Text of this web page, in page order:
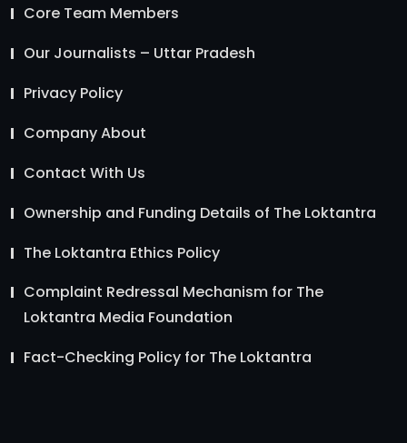
Core Team Members
Our Journalists – Uttar Pradesh
Privacy Policy
Company About
Contact With Us
Ownership and Funding Details of The Loktantra
The Loktantra Ethics Policy
Complaint Redressal Mechanism for The
Loktantra Media Foundation
Fact-Checking Policy for The Loktantra